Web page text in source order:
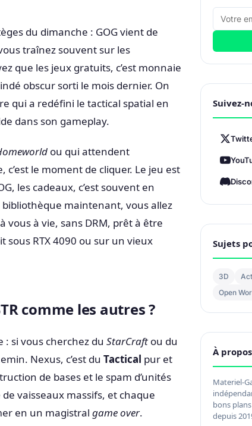
du dimanche : GOG vient de
traînez souvent sur les
que les jeux gratuits, c’est monnaie
obscur sorti le mois dernier. On
qui a redéfini le tactical spatial en
dans son gameplay.
ou qui attendent
le moment de cliquer. Le jeu est
les cadeaux, c’est souvent en
bibliothèque maintenant, vous allez
vous à vie, sans DRM, prêt à être
sous RTX 4090 ou sur un vieux
comme les autres ?
si vous cherchez du StarCraft ou du
Nexus, c’est du Tactical pur et
de bases et le spam d’unités
vaisseaux massifs, et chaque
en un magistral game over.
Suivez-
Sujets
3D
Open
À propos
Materiel-
bons
depuis